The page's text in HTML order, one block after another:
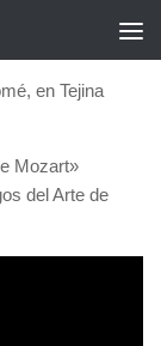
en Tejina
Mozart»
del Arte de